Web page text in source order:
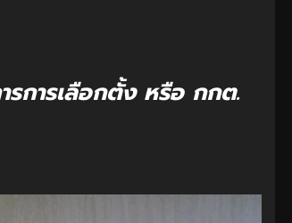
รการเลือกตั้ง หรือ กกต.